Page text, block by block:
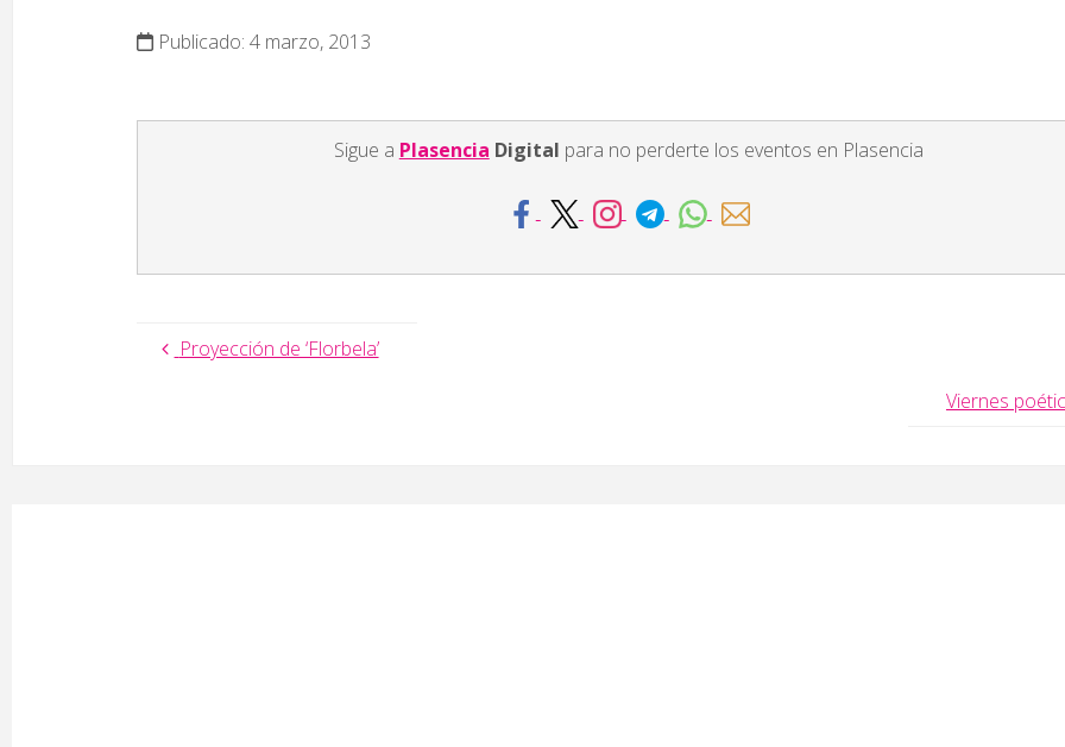
Publicado: 4 marzo, 2013
Sigue a Plasencia Digital para no perderte los eventos en Plasencia
Proyección de ‘Florbela’
Viernes